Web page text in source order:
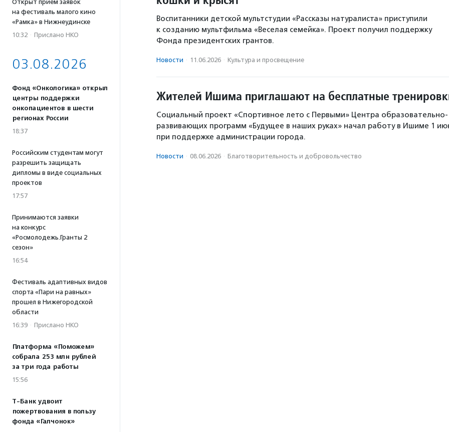
Открыт прием заявок
на фестиваль малого кино
«Рамка» в Нижнеудинске
10:32 · Прислано НКО
03.08.2026
Фонд «Онкологика» открыл
центры поддержки
онкопациентов в шести
регионах России
18:37
Российским студентам могут
разрешить защищать
дипломы в виде социальных
проектов
17:57
Принимаются заявки
на конкурс
«Росмолодежь.Гранты 2
сезон»
16:54
Фестиваль адаптивных видов
спорта «Пари на равных»
прошел в Нижегородской
области
16:39 · Прислано НКО
Платформа «Поможем»
собрала 253 млн рублей
за три года работы
15:56
Т-Банк удвоит
пожертвования в пользу
фонда «Галчонок»
Воспитанники детской мультстудии «Рассказы натуралиста» приступили
к созданию мультфильма «Веселая семейка». Проект получил поддержку
Фонда президентских грантов.
Новости · 11.06.2026 · Культура и просвещение
Жителей Ишима приглашают на бесплатные
Социальный проект «Спортивное лето с Первыми» Центра образовательно-
развивающих программ «Будущее в наших руках» начал работу в Ишиме 1
при поддержке администрации города.
Новости · 08.06.2026 · Благотвори­тель­ность и доброволь­чест­во